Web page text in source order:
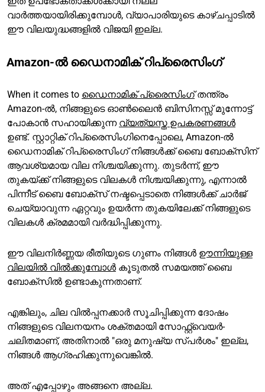
വാർത്തയായിരിക്കുമ്പോൾ, വ്യാപാരിയുടെ കാഴ്ചപ്പാടിൽ
ഈ വിലയുദ്ധങ്ങളിൽ വിജയി ഇല്ല.
Amazon-ൽ ഡൈനാമിക് റിപ്രൈസിംഗ്
When it comes to ഡൈനാമിക് പ്രൈസിംഗ്തന്ത്രം
Amazon-ൽ, നിങ്ങളുടെ ഓൺലൈൻ ബിസിനസ്സ് മുന്നോട്ട്
പോകാൻ സഹായിക്കുന്ന വ്യത്യസ്ത ഉപകരണങ്ങൾ
ഉണ്ട്. സ്റ്റാറ്റിക് റിപ്രൈസിംഗിനെപ്പോലെ, Amazon-ൽ
ഡൈനാമിക് റിപ്രൈസിംഗ് നിങ്ങൾക്ക് ബൈ ബോക്സിന്
ആവശ്യമായ വില നിശ്ചയിക്കുന്നു. തുടർന്ന്, ഈ
തുകയ്ക്ക് നിങ്ങളുടെ വിലകൾ നിശ്ചയിക്കുന്നു, എന്നാൽ
പിന്നീട് ബൈ ബോക്സ് നഷ്ടപ്പെടാതെ നിങ്ങൾക്ക് ചാർജ്
ചെയ്യാവുന്ന ഏറ്റവും ഉയർന്ന തുകയിലേക്ക് നിങ്ങളുടെ
വിലകൾ ക്രമമായി വർദ്ധിപ്പിക്കുന്നു.
ഈ വിലനിർണ്ണയ രീതിയുടെ ഗുണം നിങ്ങൾ ഊന്നിയുള്ള
വിലയിൽ വിൽക്കുമ്പോൾ കൂടുതൽ സമയത്ത് ബൈ
ബോക്സിൽ ഉണ്ടാകുന്നതാണ്.
എങ്കിലും, ചില വിൽപ്പനക്കാർ സൂചിപ്പിക്കുന്ന ദോഷം
നിങ്ങളുടെ വിലനയനം ശക്തമായി സോഫ്റ്റ്‌വെയർ-
ചലിതമാണ്, അതിനാൽ "ഒരു മനുഷ്യ സ്പർശം" ഇല്ല,
നിങ്ങൾ ആഗ്രഹിക്കുന്നുവെങ്കിൽ.
അത് എപ്പോഴും അങ്ങനെ അല്ല.